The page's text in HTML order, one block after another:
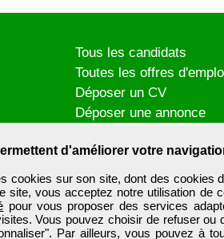
d'améliorer votre
cookies sur son site, dont des cookies
site, vous acceptez notre utilisation de
pour vous proposer des services
Vous pouvez choisir de refuser
Par ailleurs, vous pouvez à
Tous les candidats
Toutes les offres
Déposer un CV
Déposer une annonce